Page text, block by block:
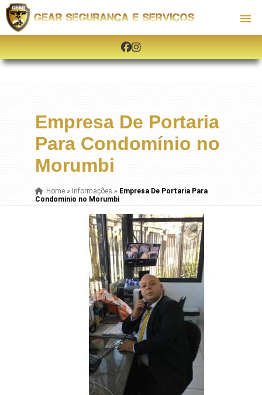
Empresa De Portaria
Para Condomínio no
Morumbi
Home» Informações » Empresa De Portaria Para
Condomínio no Morumbi